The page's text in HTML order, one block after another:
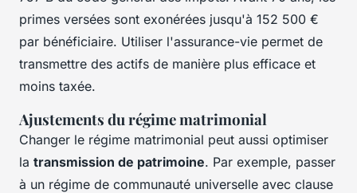
primes versées sont exonérées jusqu'à 152 500 €
par bénéficiaire. Utiliser l'assurance-vie permet de
transmettre des actifs de manière plus efficace et
moins taxée.
Ajustements du régime matrimonial
Changer le régime matrimonial peut aussi optimiser
la transmission de patrimoine. Par exemple, passer
à un régime de communauté universelle avec clause